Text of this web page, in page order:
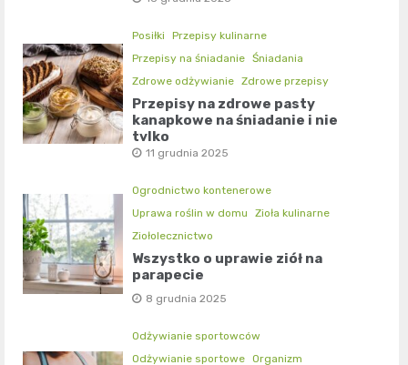
Posiłki
Przepisy kulinarne
Przepisy na śniadanie Śniadania
Zdrowe odżywianie Zdrowe przepisy
Przepisy na zdrowe pasty
kanapkowe na śniadanie i nie
tylko
11 grudnia 2025
Ogrodnictwo kontenerowe
Uprawa roślin w domu
Zioła kulinarne
Ziołolecznictwo
Wszystko o uprawie ziół na
parapecie
8 grudnia 2025
Odżywianie sportowców
Odżywianie sportowe Organizm